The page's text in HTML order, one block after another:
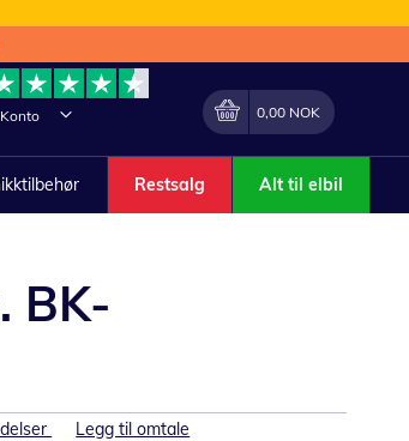
Konto Endring
Min handlekurv
0,00 NOK
Restsalg Alt til elbil
BK-
Legg til omtale